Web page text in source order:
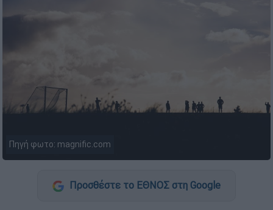
Πηγή φωτο: magnific.com
Προσθέστε το ΕΘΝΟΣ στη Google